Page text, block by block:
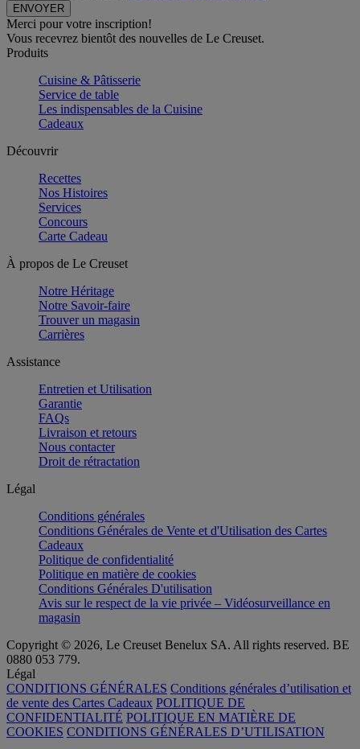
Merci pour votre inscription!
Vous recevrez bientôt des nouvelles de Le Creuset.
Produits
Cuisine & Pâtisserie
Service de table
Les indispensables de la Cuisine
Cadeaux
Découvrir
Recettes
Nos Histoires
Services
Concours
Carte Cadeau
À propos de Le Creuset
Notre Héritage
Notre Savoir-faire
Trouver un magasin
Carrières
Assistance
Entretien et Utilisation
Garantie
FAQs
Livraison et retours
Nous contacter
Droit de rétractation
Légal
Conditions générales
Conditions Générales de Vente et d'Utilisation des Cartes
Cadeaux
Politique de confidentialité
Politique en matière de cookies
Conditions Générales D'utilisation
Avis sur le respect de la vie privée – Vidéosurveillance en
magasin
Copyright © 2026, Le Creuset Benelux SA. All rights reserved. BE
0880 053 779.
Légal
CONDITIONS GÉNÉRALES Conditions générales d’utilisation et
de vente des Cartes Cadeaux POLITIQUE DE
CONFIDENTIALITÉ POLITIQUE EN MATIÈRE DE
COOKIES CONDITIONS GÉNÉRALES D’UTILISATION